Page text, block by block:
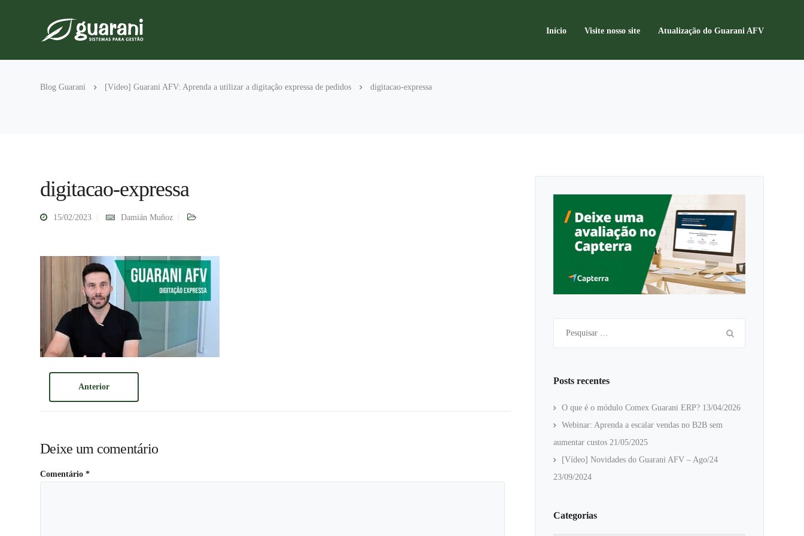
Início Visite nosso site Atualização do Guarani AFV
Blog Guarani [Vídeo] Guarani AFV: Aprenda a utilizar a digitação expressa de pedidos digitacao-expressa
digitacao-expressa
15/02/2023 Damián Muñoz
Anterior
Deixe um comentário
Comentário *
Pesquisar
por:
Posts recentes
O que é o módulo Comex Guarani ERP? 13/04/2026
Webinar: Aprenda a escalar vendas no B2B sem
aumentar custos 21/05/2025
[Vídeo] Novidades do Guarani AFV – Ago/24
23/09/2024
Categorias